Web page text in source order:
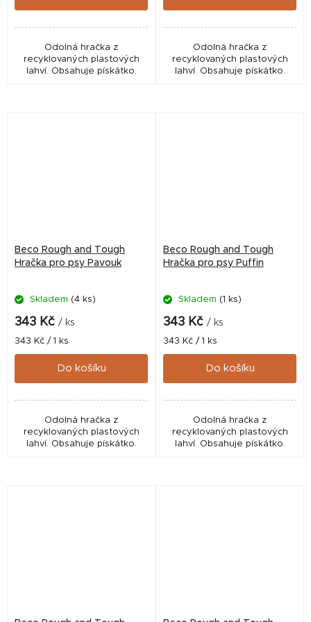
Odolná hračka z
recyklovaných plastových
lahví. Obsahuje pískátko.
Odolná hračka z
recyklovaných plastových
lahví. Obsahuje pískátko.
Beco Rough and Tough
Hračka pro psy Pavouk
Skladem (4 ks)
343 Kč / ks
Měrná
cena:
343 Kč / 1 ks
Do košíku
Odolná hračka z
recyklovaných plastových
lahví. Obsahuje pískátko.
Beco Rough and Tough
Hračka pro psy Puffin
Skladem (1 ks)
343 Kč / ks
Měrná
cena:
343 Kč / 1 ks
Do košíku
Odolná hračka z
recyklovaných plastových
lahví. Obsahuje pískátko.